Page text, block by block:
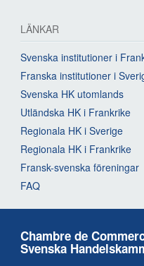
LÄNKAR
Svenska institutioner i
Franska institutioner i
Svenska HK utomlands
Utländska HK i Frankrike
Regionala HK i Sverige
Regionala HK i Frankrike
Fransk-svenska föreningar
FAQ
Chambre de
Svenska